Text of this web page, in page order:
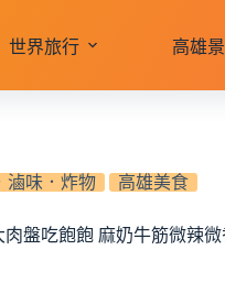
世界旅行 高雄
滷味．炸物 高雄美食
盤吃飽飽 麻奶牛筋微辣微